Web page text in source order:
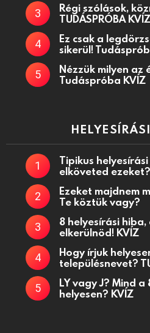
Régi szólások,
TUDÁSPRÓBA KVÍZ
Ez csak a
sikerül!
Nézzük milyen az
Tudáspróba KVÍZ
Tipikus helyesírási
elköveted ezeket?
Ezeket majdnem
Te köztük vagy?
8 helyesírási hiba,
elkerülnöd! KVÍZ
Hogy írjuk
településnevet?
LY vagy J? Mind
helyesen? KVÍZ